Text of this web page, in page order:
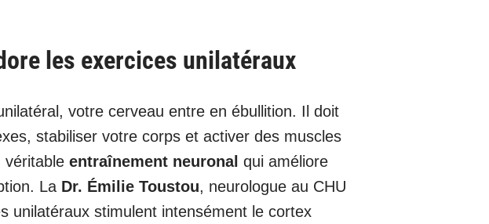
les exercices unilatéraux
votre cerveau entre en ébullition. Il doit
stabiliser votre corps et activer des muscles
véritable entraînement neuronal qui améliore
La Dr. Émilie Toustou, neurologue au CHU
unilatéraux stimulent intensément le cortex